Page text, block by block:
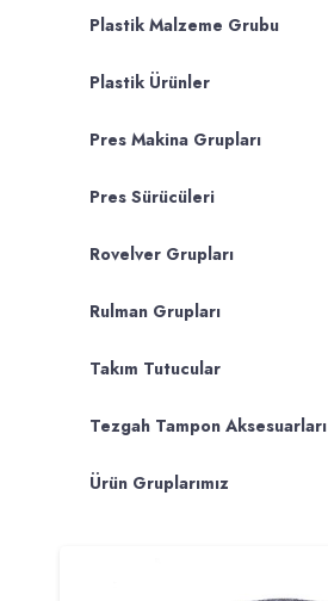
Plastik Malzeme Grubu
Plastik Ürünler
Pres Makina Grupları
Pres Sürücüleri
Rovelver Grupları
Rulman Grupları
Takım Tutucular
Tezgah Tampon Aksesuarları
Ürün Gruplarımız